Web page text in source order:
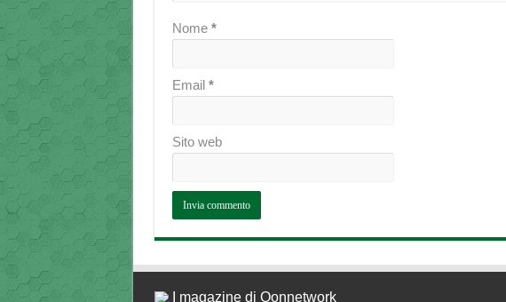
Nome *
Email *
Sito web
I magazine di Qonnetwork